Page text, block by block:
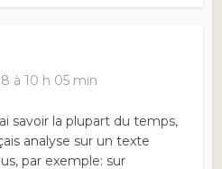
à 10 h 05 min
savoir la plupart du temps,
analyse sur un texte
par exemple: sur